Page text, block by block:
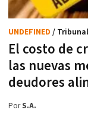
El costo de
las nuevas
deudores
UNDEFINED /
PorS.A.